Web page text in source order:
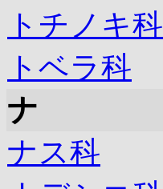
トチノキ科
トベラ科
ナ
ナス科